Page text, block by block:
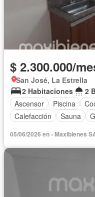
$ 2.300.000/
San José, La Estrella
2 Habitaciones
2
Ascensor
Piscina
Calefacción
Sauna
05/06/2026 en - Maxibienes